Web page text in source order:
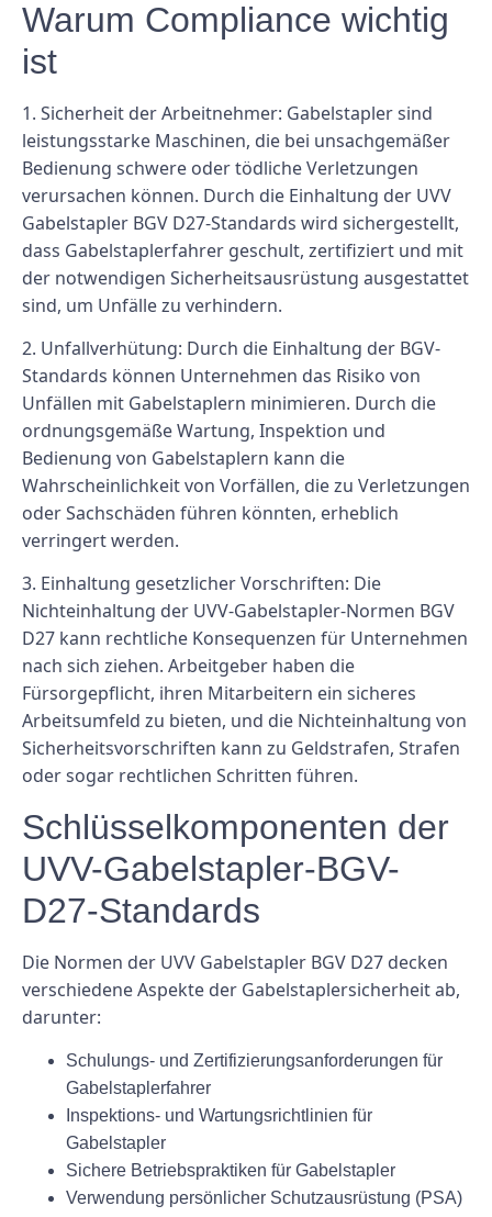
Warum Compliance wichtig
ist
1. Sicherheit der Arbeitnehmer: Gabelstapler sind
leistungsstarke Maschinen, die bei unsachgemäßer
Bedienung schwere oder tödliche Verletzungen
verursachen können. Durch die Einhaltung der UVV
Gabelstapler BGV D27-Standards wird sichergestellt,
dass Gabelstaplerfahrer geschult, zertifiziert und mit
der notwendigen Sicherheitsausrüstung ausgestattet
sind, um Unfälle zu verhindern.
2. Unfallverhütung: Durch die Einhaltung der BGV-
Standards können Unternehmen das Risiko von
Unfällen mit Gabelstaplern minimieren. Durch die
ordnungsgemäße Wartung, Inspektion und
Bedienung von Gabelstaplern kann die
Wahrscheinlichkeit von Vorfällen, die zu Verletzungen
oder Sachschäden führen könnten, erheblich
verringert werden.
3. Einhaltung gesetzlicher Vorschriften: Die
Nichteinhaltung der UVV-Gabelstapler-Normen BGV
D27 kann rechtliche Konsequenzen für Unternehmen
nach sich ziehen. Arbeitgeber haben die
Fürsorgepflicht, ihren Mitarbeitern ein sicheres
Arbeitsumfeld zu bieten, und die Nichteinhaltung von
Sicherheitsvorschriften kann zu Geldstrafen, Strafen
oder sogar rechtlichen Schritten führen.
Schlüsselkomponenten der
UVV-Gabelstapler-BGV-
D27-Standards
Die Normen der UVV Gabelstapler BGV D27 decken
verschiedene Aspekte der Gabelstaplersicherheit ab,
darunter:
Schulungs- und Zertifizierungsanforderungen für
Gabelstaplerfahrer
Inspektions- und Wartungsrichtlinien für
Gabelstapler
Sichere Betriebspraktiken für Gabelstapler
Verwendung persönlicher Schutzausrüstung (PSA)